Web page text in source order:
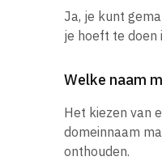
Ja, je kunt
je hoeft te doen
Welke naam
Het kiezen van
domeinnaam
onthouden.